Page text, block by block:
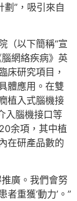
”，吸引來自
（以下簡稱“宣
網絡疾病》英
床研究項目，
體應用。在雙
植入式腦機接
入腦機接口等
余項，其中植
在研產品數的
廣。我們會努
重獲‘動力’。”